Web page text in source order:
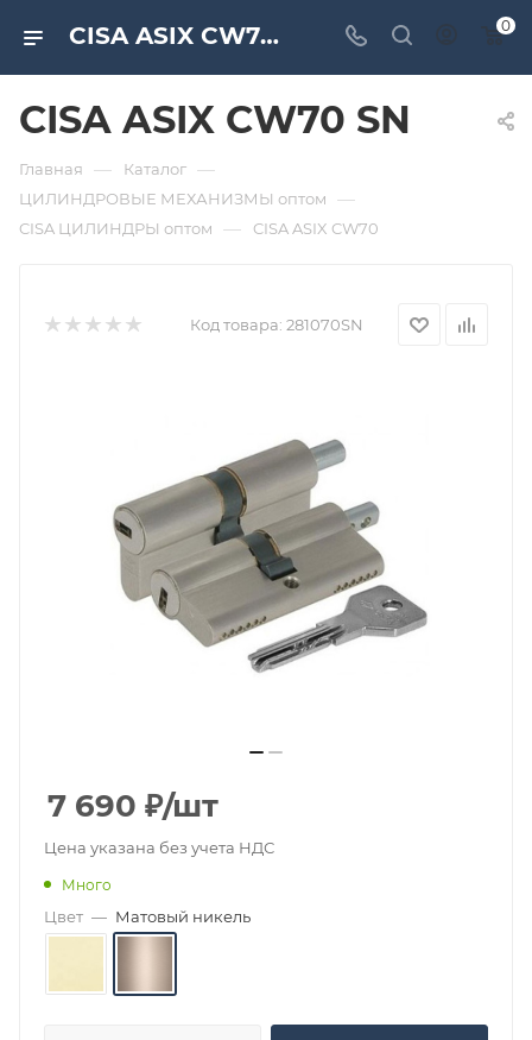
CISA ASIX CW70 SN. Дверная и мебельная фурнитура САМИР-КИЛИТ | Оптовые поставки 0
CISA ASIX CW70 SN
Главная — Каталог —
ЦИЛИНДРОВЫЕ МЕХАНИЗМЫ оптом —
CISA ЦИЛИНДРЫ оптом — CISA ASIX CW70
Код товара: 281070SN
7 690 ₽/шт
Цена указана без учета НДС
Много
Цвет — Матовый никель